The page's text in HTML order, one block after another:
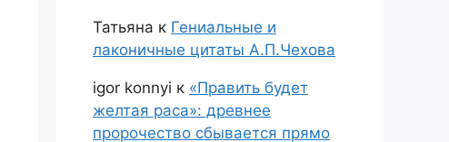
Татьяна к Гениальные и
лаконичные цитаты А.П.Чехова
igor konnyi к «Править будет
желтая раса»: древнее
пророчество сбывается прямо